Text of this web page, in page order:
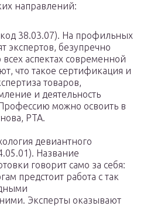
направлений:
38.03.07). На профильных
экспертов, безупречно
аспектах современной
что такое сертификация и
товаров,
и деятельность
можно освоить в
РТА.
девиантного
Название
говорит само за себя:
предстоит работа с так
Эксперты оказывают